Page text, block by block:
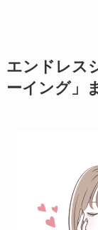
エンドレス
ーイング」